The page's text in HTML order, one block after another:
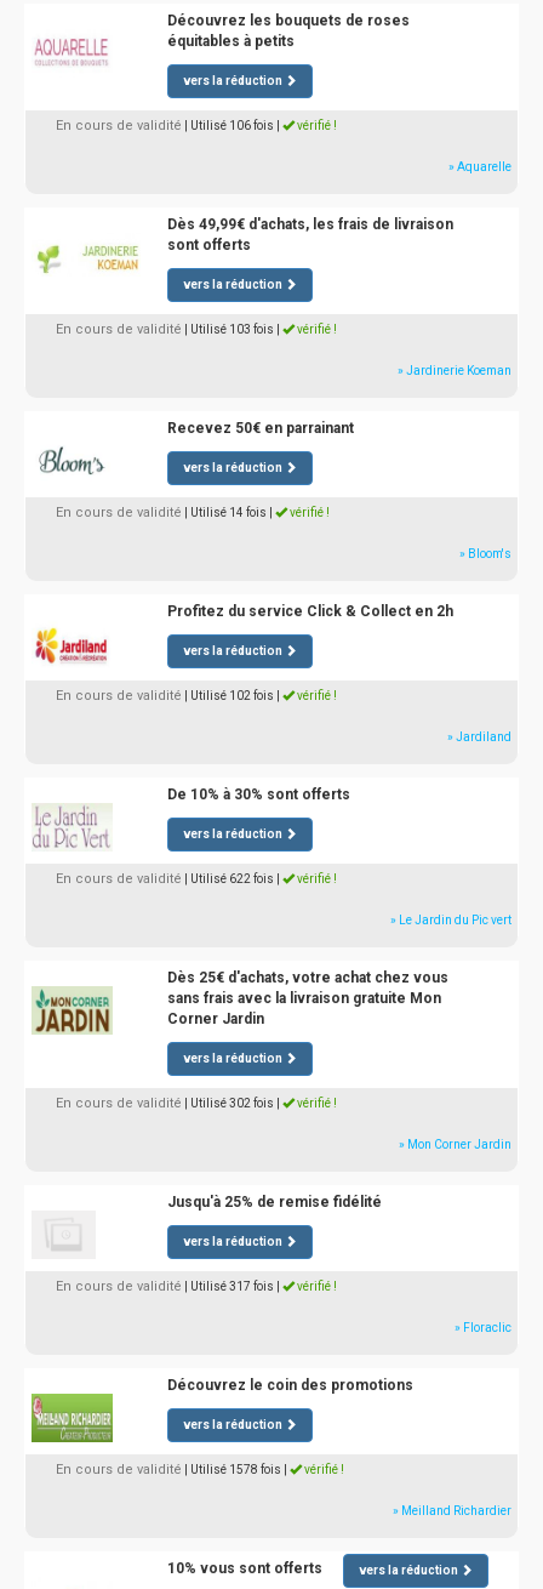
Découvrez les bouquets de roses
équitables à petits
vers la réduction
En cours de validité | Utilisé 106 fois vérifié !
» Aquarelle
Dès 49,99€ d'achats, les frais de livraison
sont offerts
vers la réduction
En cours de validité | Utilisé 103 fois vérifié !
» Jardinerie Koeman
Recevez 50€ en parrainant
vers la réduction
En cours de validité | Utilisé 14 fois vérifié !
» Bloom's
Profitez du service Click & Collect en 2h
vers la réduction
En cours de validité | Utilisé 102 fois vérifié !
» Jardiland
De 10% à 30% sont offerts
vers la réduction
En cours de validité | Utilisé 622 fois vérifié !
» Le Jardin du Pic vert
Dès 25€ d'achats, votre achat chez vous
sans frais avec la livraison gratuite Mon
Corner Jardin
vers la réduction
En cours de validité | Utilisé 302 fois vérifié !
» Mon Corner Jardin
Jusqu'à 25% de remise fidélité
vers la réduction
En cours de validité | Utilisé 317 fois vérifié !
» Floraclic
Découvrez le coin des promotions
vers la réduction
En cours de validité | Utilisé 1578 fois vérifié !
» Meilland Richardier
10% vous sont offerts vers la réduction